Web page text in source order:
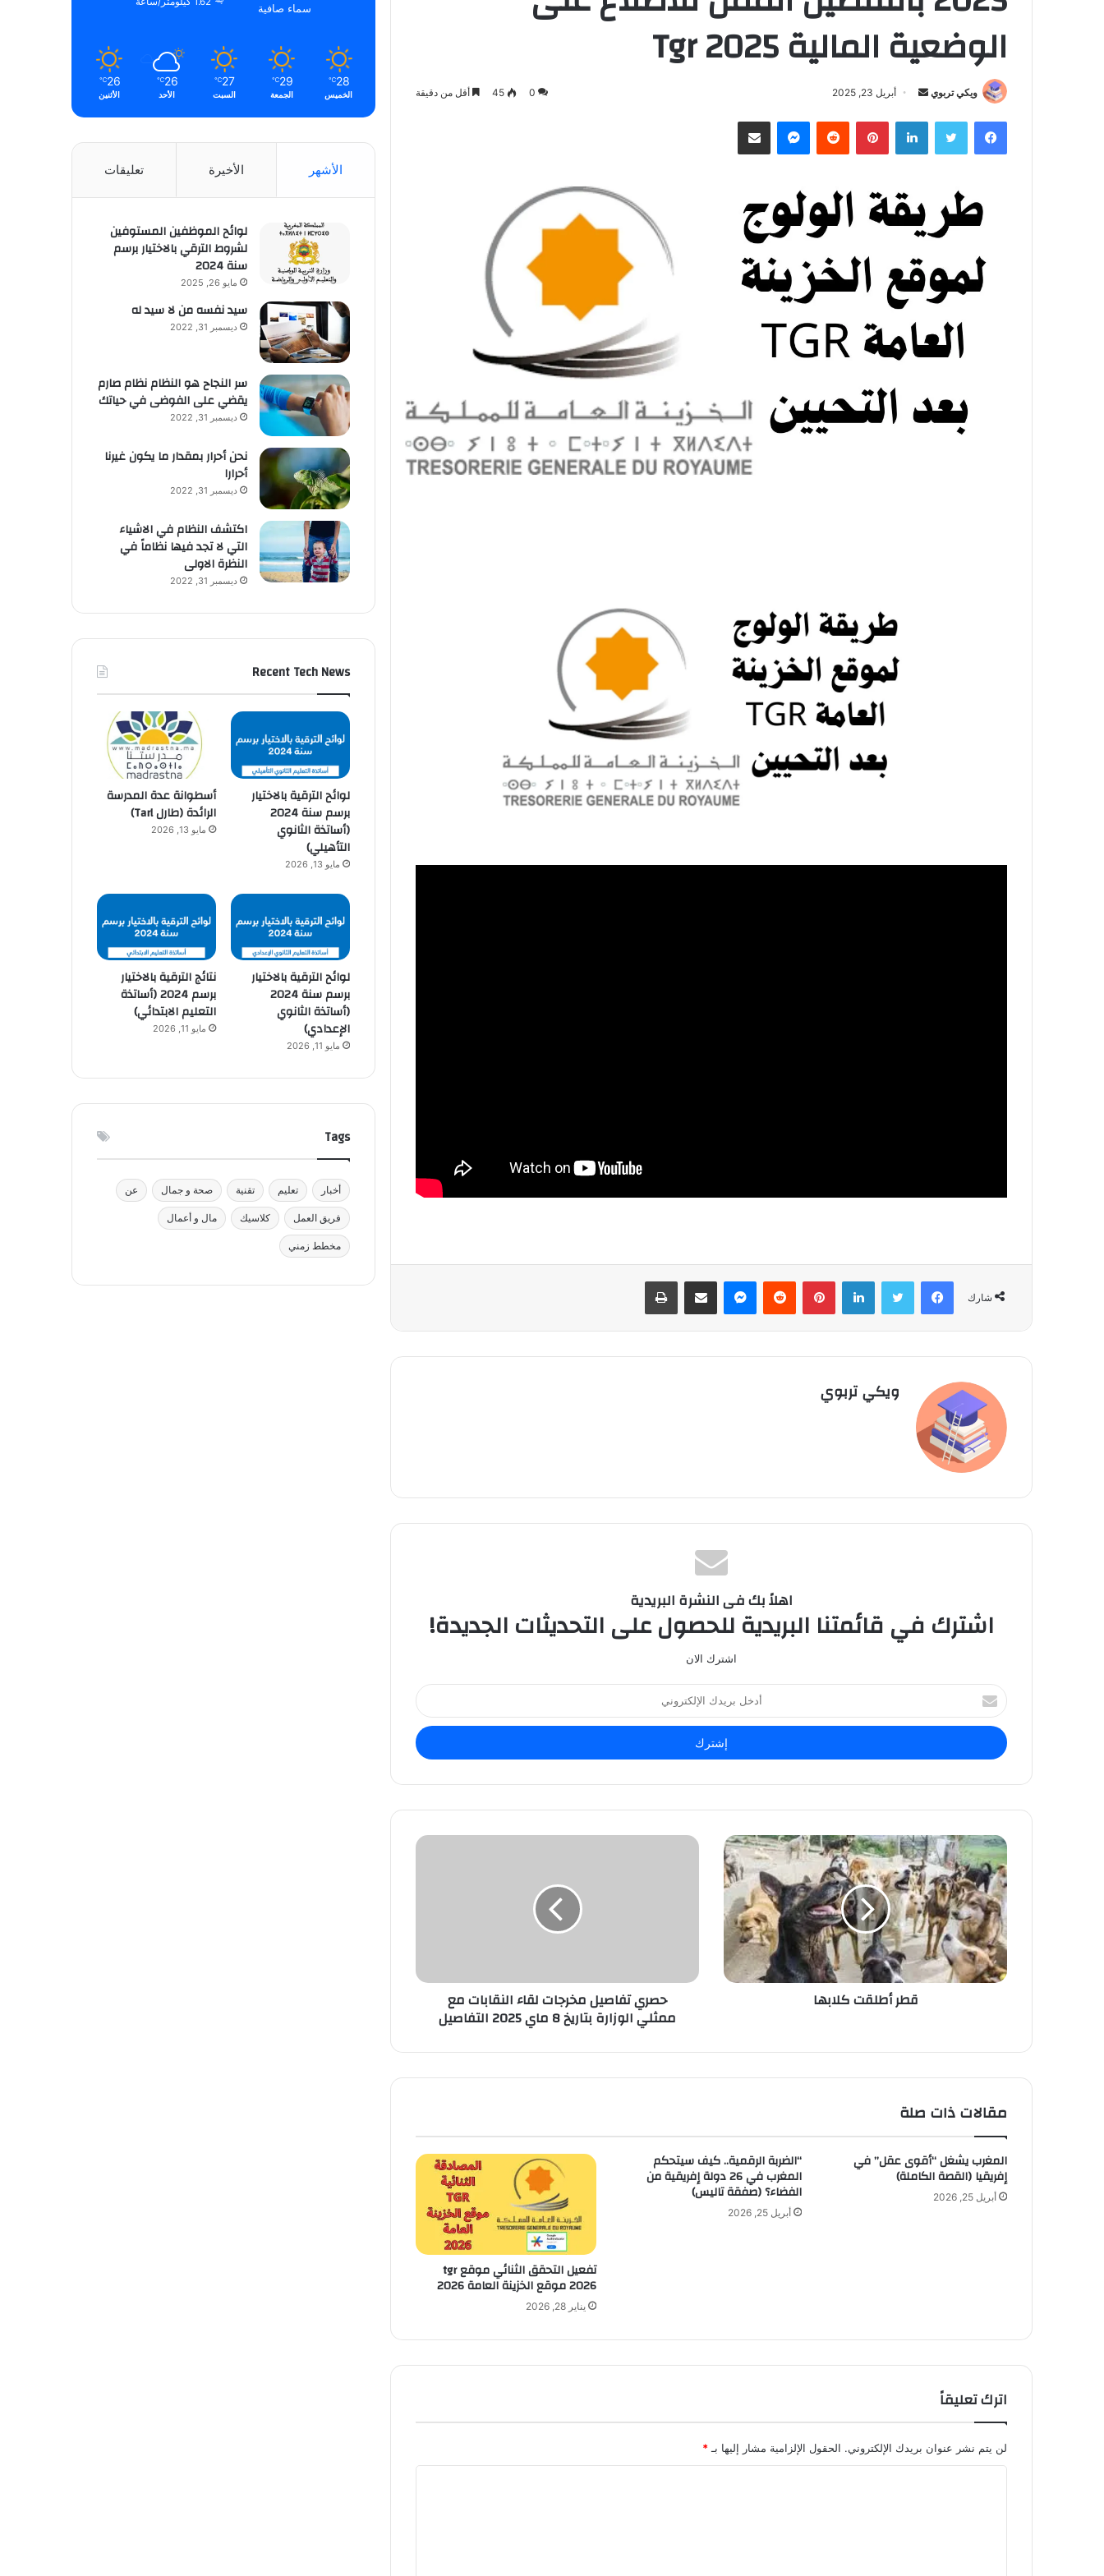
الوضعية المالية Tgr 2025
ويكي تربوي
س
ل
ي
د
إ
ل
ت
ر
ي
أبريل 23, 2025 0
45 أقل من دقيقة
فيسبوك لينكدإن بينتيريست
شارك
فيسبوك لينكدإن بينتيريست
ويكي تربوي
اهلاً بك فى النشرة البريدية
اشترك في قائمتنا البريدية للحصول على التحديثات الجديدة!
اشترك الان
أ
د
خ
ل
د
ا
ل
إ
ل
ك
ت
ر
و
قطر أطلقت كلابها حصري تفاصيل مخرجات لقاء النقابات مع
ممثلي الوزارة بتاريخ 8 ماي 2025 التفاصيل
مقالات ذات صلة
المغرب يشغل “أقوى عقل” في
إفريقيا (القصة الكاملة)
أبريل 25, 2026
“الضربة الرقمية.. كيف سيتحكم
المغرب في 26 دولة إفريقية من
الفضاء؟ (صفقة تاليس)
أبريل 25, 2026
تفعيل التحقق الثنائي موقع tgr
2026 موقع الخزينة العامة 2026
يناير 28, 2026
اترك تعليقاً
لن يتم نشر عنوان بريدك الإلكتروني. الحقول الإلزامية مشار إليها بـ *
سماء صافية
28
℃
الخميس
29
℃
الجمعة
27
℃
السبت
26
℃
الأحد
26
℃
الأثنين
الأشهر الأخيرة تعليقات
لوائح الموظفين المستوفين
لشروط الترقي بالاختيار برسم
سنة 2024
مايو 26, 2025
سيد نفسه من لا سيد له
ديسمبر 31, 2022
سر النجاح هو النظام نظام صارم
يقضي على الفوضى في حياتك
ديسمبر 31, 2022
نحن أحرار بمقدار ما يكون غيرنا
أحرارا
ديسمبر 31, 2022
اكتشف النظام في الاشياء
التي لا تجد فيها نظاماً في
النظرة الاولى
ديسمبر 31, 2022
Recent Tech News
لوائح الترقية بالاختيار
برسم سنة 2024
(أساتذة الثانوي
التأهيلي)
مايو 13, 2026
أسطوانة عدة المدرسة
الرائدة (طارل Tarl)
مايو 13, 2026
لوائح الترقية بالاختيار
برسم سنة 2024
(أساتذة الثانوي
الإعدادي)
مايو 11, 2026
نتائج الترقية بالاختيار
برسم 2024 (أساتذة
التعليم الابتدائي)
مايو 11, 2026
Tags
أخبار تعليم تقنية صحة و جمال عن
فريق العمل كلاسيك مال و أعمال
مخطط زمني